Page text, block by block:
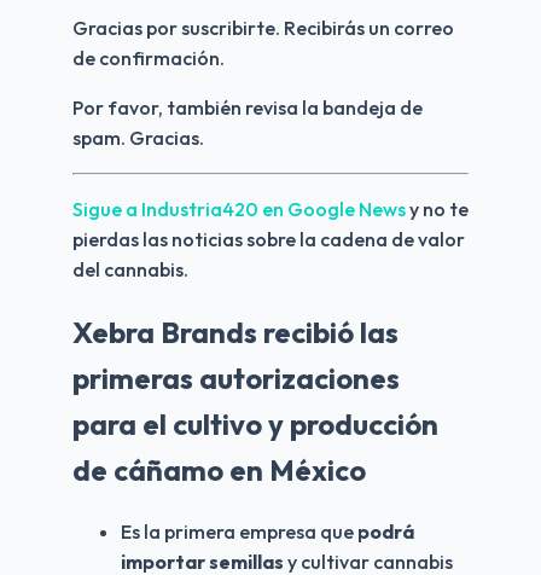
Gracias por suscribirte. Recibirás un correo
de confirmación.
Por favor, también revisa la bandeja de
spam. Gracias.
Sigue a Industria420 en Google News y no te
pierdas las noticias sobre la cadena de valor
del cannabis.
Xebra Brands recibió las
primeras autorizaciones
para el cultivo y producción
de cáñamo en México
Es la primera empresa que podrá
importar semillas y cultivar cannabis